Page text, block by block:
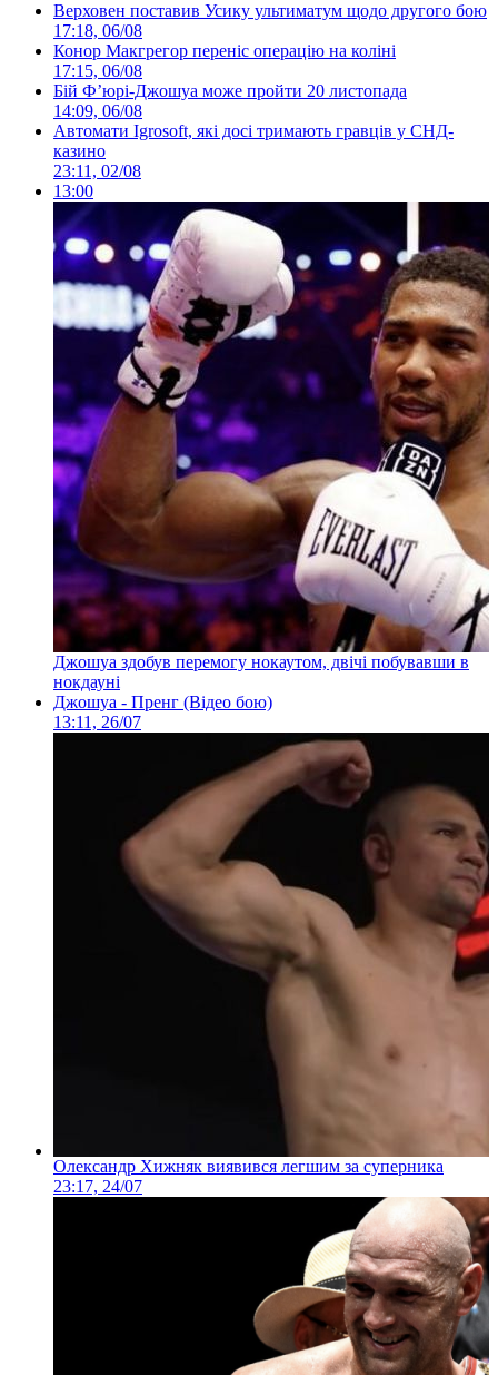
Верховен поставив Усику ультиматум щодо другого бою
17:18, 06/08
Конор Макгрегор переніс операцію на коліні
17:15, 06/08
Бій Ф’юрі-Джошуа може пройти 20 листопада
14:09, 06/08
Автомати Igrosoft, які досі тримають гравців у СНД-
казино
23:11, 02/08
13:00
Джошуа здобув перемогу нокаутом, двічі побувавши в
нокдауні
Джошуа - Пренг (Відео бою)
13:11, 26/07
Олександр Хижняк виявився легшим за суперника
23:17, 24/07